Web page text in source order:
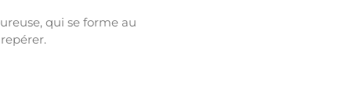
qui se forme au